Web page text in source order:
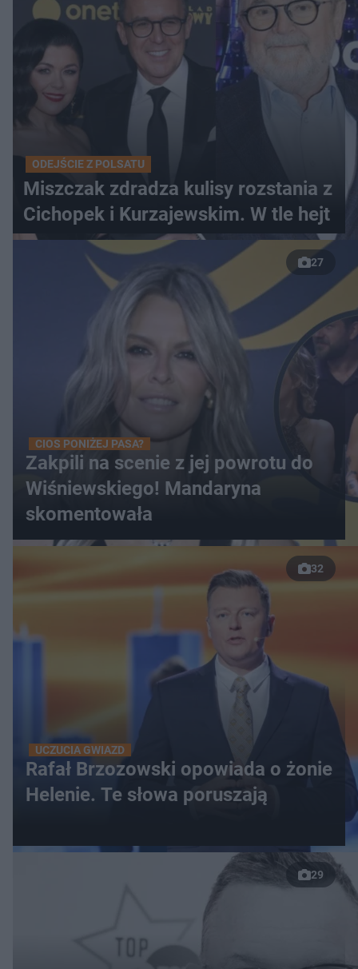
ODEJŚCIE Z POLSATU
Miszczak zdradza kulisy rozstania z
Cichopek i Kurzajewskim. W tle hejt
27
CIOS PONIŻEJ PASA?
Zakpili na scenie z jej powrotu do
Wiśniewskiego! Mandaryna
skomentowała
32
UCZUCIA GWIAZD
Rafał Brzozowski opowiada o żonie
Helenie. Te słowa poruszają
29